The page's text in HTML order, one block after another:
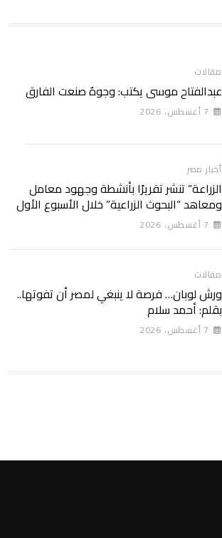
مقالات
عبدالفتاح موسى يكتب: وجوهٌ صنعت الفارق
7 أغسطس، 2026
أخبار مصر
الزراعة” تنشر تقريرًا بأنشطة وجهود معامل
ومعاهد “البحوث الزراعية” خلال الأسبوع الأول
من أغسطس 2026
7 أغسطس، 2026
مقالات
ورش لوبان… فرصة لا ينبغي لمصر أن تفوتها..
بقلم: أحمد سلام
7 أغسطس، 2026